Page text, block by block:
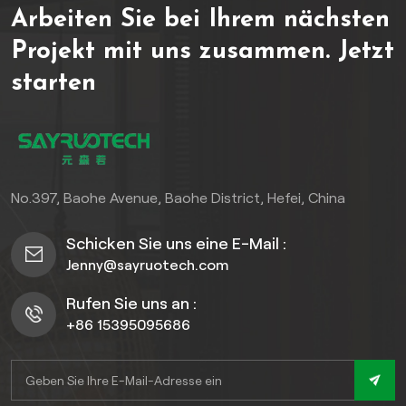
auf Terrassen und in
Umgebungen mit hoher
Luftfeuchtigkeit.
Ausgestattet mit einer
strukturierte Oberflächeund
100%wasserdichter
KernDiese Terrassendielen
Klimazonen formstabil,
schimmelresistent und
splitterfrei. Die glatte,
realistischeHolzmaserungsoberflächeEs
ahmt die natürliche
Ästhetik von Holz nach und
entfällt gleichzeitig der
Wartungsaufwand – Beizen
Arbeiten Sie bei Ihrem nächsten
Projekt mit uns zusammen. Jetzt
starten
No.397, Baohe Avenue, Baohe District, Hefei, China
Schicken Sie uns eine E-Mail :
Jenny@sayruotech.com
Rufen Sie uns an :
+86 15395095686